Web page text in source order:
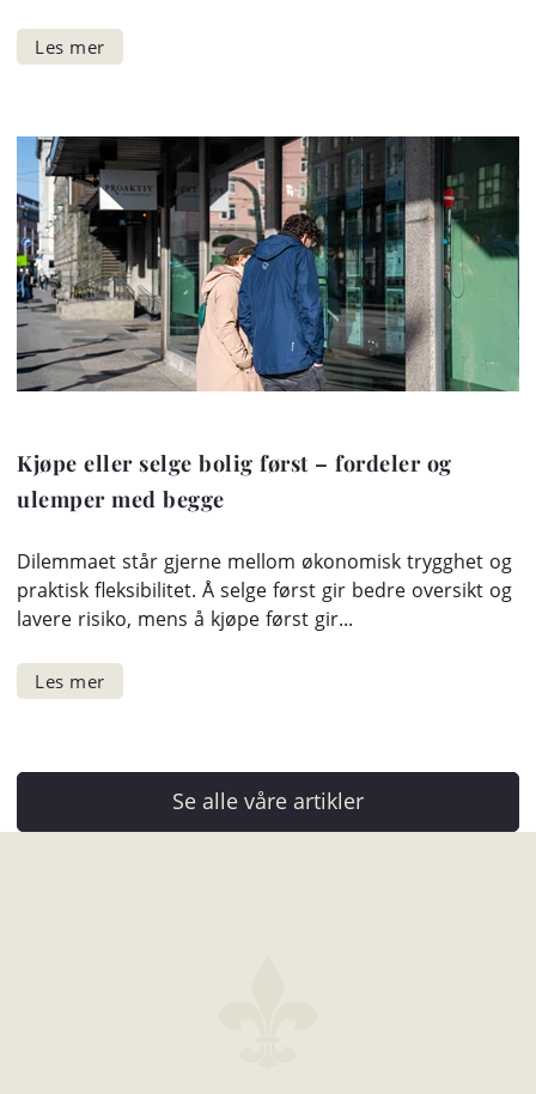
Kjøpe eller selge bolig først – fordeler og
ulemper med begge
Dilemmaet står gjerne mellom økonomisk trygghet og
praktisk fleksibilitet. Å selge først gir bedre oversikt og
lavere risiko, mens å kjøpe først gir...